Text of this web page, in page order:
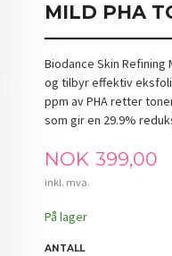
MILD PHA
Biodance Skin Refining
og tilbyr effektiv
ppm av PHA retter
som gir en 29.9%
Pris
NOK 399,00
inkl. mva.
På lager
ANTALL